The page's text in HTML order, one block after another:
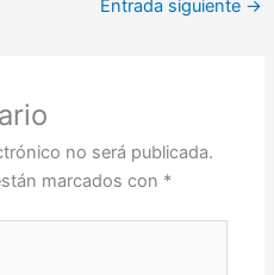
Entrada siguiente →
no será publicada.
marcados con *